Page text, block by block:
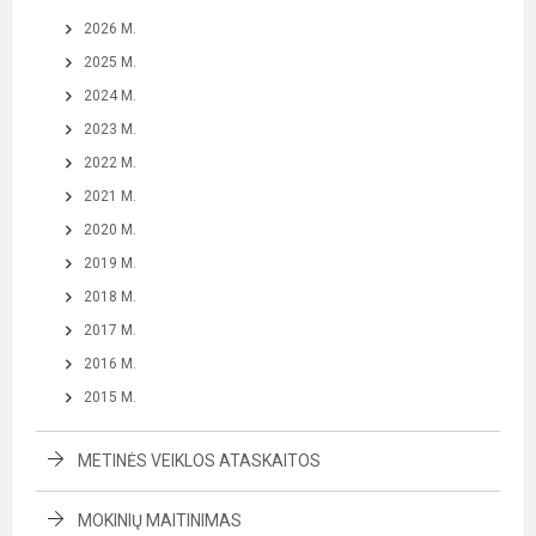
2026 M.
2025 M.
2024 M.
2023 M.
2022 M.
2021 M.
2020 M.
2019 M.
2018 M.
2017 M.
2016 M.
2015 M.
METINĖS VEIKLOS ATASKAITOS
MOKINIŲ MAITINIMAS